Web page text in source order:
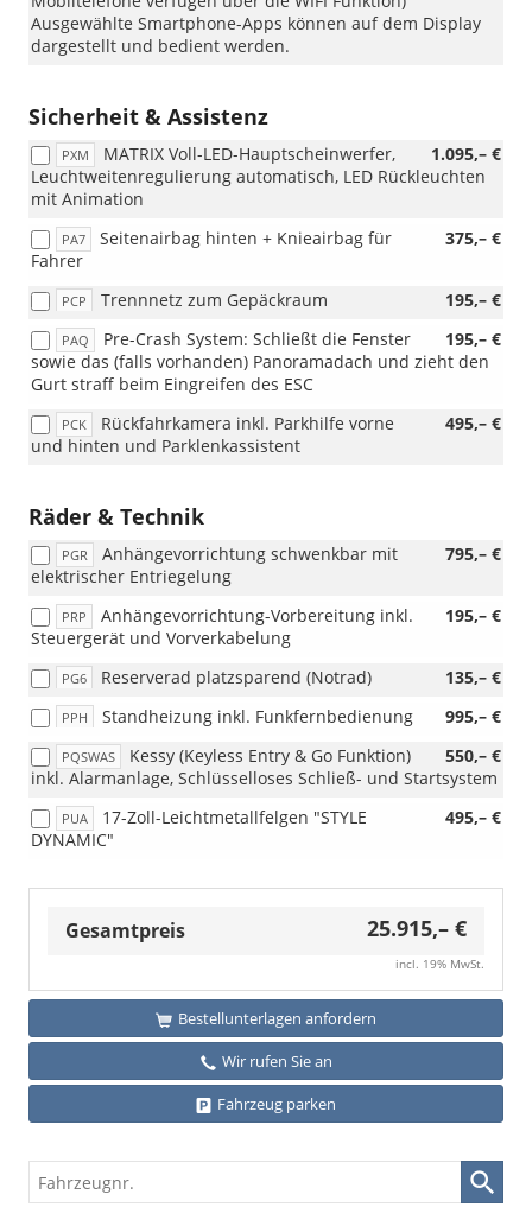
Ausgewählte Smartphone-Apps können auf dem Display
dargestellt und bedient werden.
Sicherheit & Assistenz
PXM 1.095,– €
MATRIX Voll-LED-Hauptscheinwerfer,
Leuchtweitenregulierung automatisch, LED Rückleuchten
mit Animation
PA7 375,– €
Seitenairbag hinten + Knieairbag für
Fahrer
PCP 195,– €
Trennnetz zum Gepäckraum
PAQ 195,– €
Pre-Crash System: Schließt die Fenster
sowie das (falls vorhanden) Panoramadach und zieht den
Gurt straff beim Eingreifen des ESC
PCK 495,– €
Rückfahrkamera inkl. Parkhilfe vorne
und hinten und Parklenkassistent
Räder & Technik
PGR 795,– €
Anhängevorrichtung schwenkbar mit
elektrischer Entriegelung
PRP 195,– €
Anhängevorrichtung-Vorbereitung inkl.
Steuergerät und Vorverkabelung
PG6 135,– €
Reserverad platzsparend (Notrad)
PPH 995,– €
Standheizung inkl. Funkfernbedienung
PQSWAS 550,– €
Kessy (Keyless Entry & Go Funktion)
inkl. Alarmanlage, Schlüsselloses Schließ- und Startsystem
PUA 495,– €
17-Zoll-Leichtmetallfelgen "STYLE
DYNAMIC"
Gesamtpreis 25.915,– €
incl. 19% MwSt.
Bestellunterlagen anfordern
Wir rufen Sie an
Fahrzeug parken
Fahrzeugnr.